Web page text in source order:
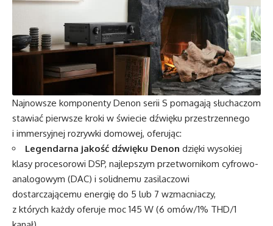
Najnowsze komponenty Denon serii S pomagają słuchaczom
stawiać pierwsze kroki w świecie dźwięku przestrzennego
i immersyjnej rozrywki domowej, oferując:
Legendarna jakość dźwięku Denon dzięki wysokiej
klasy procesorowi DSP, najlepszym przetwornikom cyfrowo-
analogowym (DAC) i solidnemu zasilaczowi
dostarczającemu energię do 5 lub 7 wzmacniaczy,
z których każdy oferuje moc 145 W (6 omów/1% THD/1